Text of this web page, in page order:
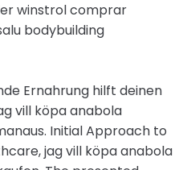
winstrol comprar
bodybuilding
Ernahrung hilft deinen
vill köpa anabola
Initial Approach to
jag vill köpa anabola